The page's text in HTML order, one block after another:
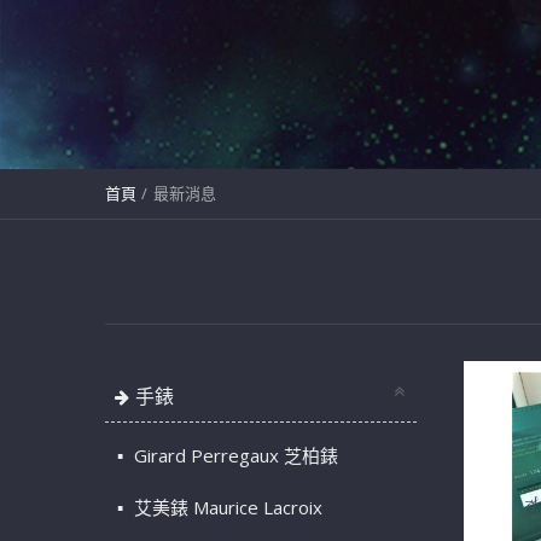
首頁 最新消息
手錶
Girard Perregaux 芝柏錶
艾美錶 Maurice Lacroix